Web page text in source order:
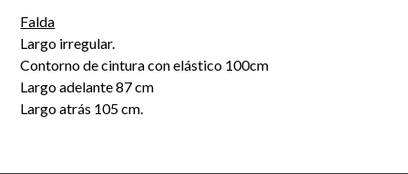
Falda
Largo irregular.
Contorno de cintura con elástico 100cm
Largo adelante 87 cm
Largo atrás 105 cm.